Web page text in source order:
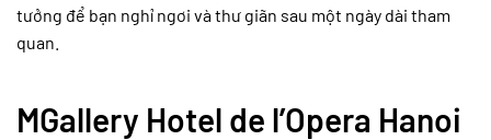
tưởng để bạn nghỉ ngơi và thư giãn sau một ngày dài tham
quan.
MGallery Hotel de l’Opera Hanoi